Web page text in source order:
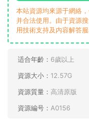
本站資源均來源于網絡
并合法使用。由于資源
用技術支持及内容解答
适合年齡： 6歲以上
資源大小： 12.57G
資源質量： 高清原版
資源編号： A0156